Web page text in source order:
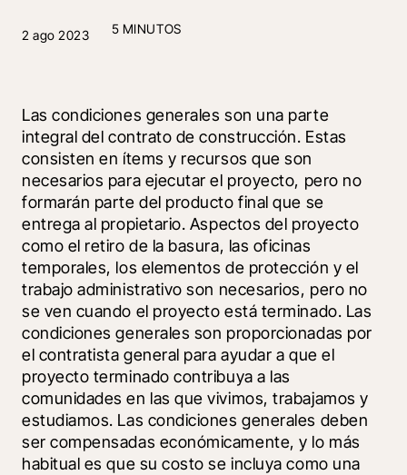
2 ago 2023 5 MINUTOS
Las condiciones generales son una parte
integral del contrato de construcción. Estas
consisten en ítems y recursos que son
necesarios para ejecutar el proyecto, pero no
formarán parte del producto final que se
entrega al propietario. Aspectos del proyecto
como el retiro de la basura, las oficinas
temporales, los elementos de protección y el
trabajo administrativo son necesarios, pero no
se ven cuando el proyecto está terminado. Las
condiciones generales son proporcionadas por
el contratista general para ayudar a que el
proyecto terminado contribuya a las
comunidades en las que vivimos, trabajamos y
estudiamos. Las condiciones generales deben
ser compensadas económicamente, y lo más
habitual es que su costo se incluya como una